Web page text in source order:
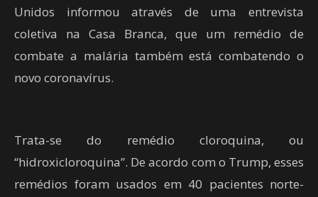
Unidos informou através de uma entrevista
coletiva na Casa Branca, que um remédio de
combate a malária também está combatendo o
novo coronavírus.
Trata-se do remédio cloroquina, ou
“hidroxicloroquina”. De acordo com o Trump, esses
remédios foram usados em 40 pacientes norte-